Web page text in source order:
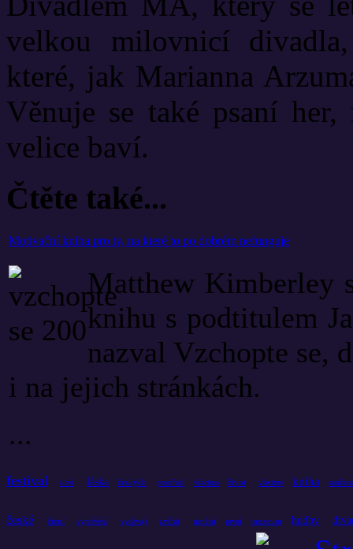
velkou milovnicí
které, jak Marianna
Věnuje se také psaní
velice baví.
Čtěte také...
Motivační kniha pro ty, na které to po dobrém nefunguje
Matthew Kimberley
knihu s podtitulem
nazval Vzchopte se,
i na jejich stránkách.
...
festival slaví láska českých prostředí všechno život všechny kniha
české čtení vyprávění vydávají zvířat umění první muzeum hudby